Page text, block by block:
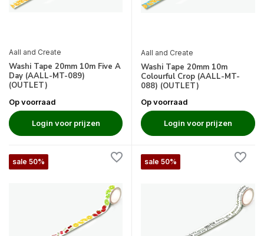
Aall and Create
Washi Tape 20mm 10m Five A
Day (AALL-MT-089)
(OUTLET)
Op voorraad
Login voor prijzen
Aall and Create
Washi Tape 20mm 10m
Colourful Crop (AALL-MT-
088) (OUTLET)
Op voorraad
Login voor prijzen
sale 50% sale 50%